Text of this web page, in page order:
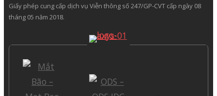
Giấy phép cung cấp dịch vụ Viễn thông số 247/GP-CVT cấp ngày 08
tháng 05 năm 2018.